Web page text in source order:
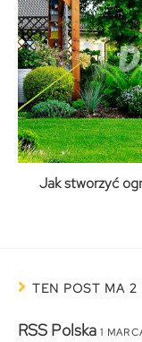
Jak stworzyć
TEN POST MA 2
RSS Polska 1